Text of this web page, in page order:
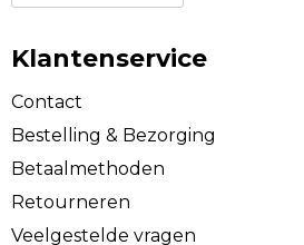
Klantenservice
Contact
Bestelling & Bezorging
Betaalmethoden
Retourneren
Veelgestelde vragen